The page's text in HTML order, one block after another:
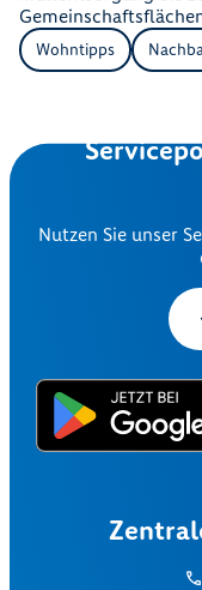
Wohntipps
Nutzen Sie unser